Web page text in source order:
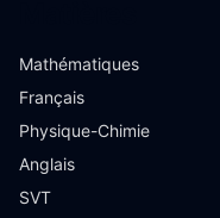
Mathématiques
Français
Physique-Chimie
Anglais
SVT